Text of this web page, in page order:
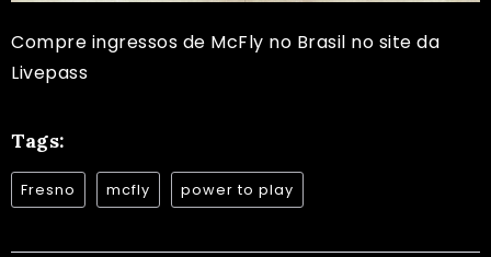
Compre ingressos de McFly no Brasil no site da
Livepass
Tags:
Fresno mcfly power to play